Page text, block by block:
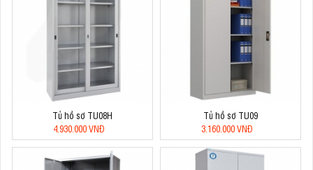
Tủ hồ sơ TU08H
4.930.000 VNĐ
Tủ hồ sơ TU09
3.160.000 VNĐ